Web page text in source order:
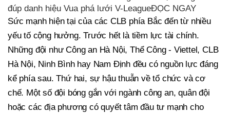
đúp danh hiệu Vua phá lưới V-LeagueĐỌC NGAY
Sức mạnh hiện tại của các CLB phía Bắc đến từ nhiều
yếu tố cộng hưởng. Trước hết là tiềm lực tài chính.
Những đội như Công an Hà Nội, Thể Công - Viettel, CLB
Hà Nội, Ninh Bình hay Nam Định đều có nguồn lực đáng
kể phía sau. Thứ hai, sự hậu thuẫn về tổ chức và cơ
chế. Một số đội bóng gắn với ngành công an, quân đội
hoặc các địa phương có quyết tâm đầu tư mạnh cho